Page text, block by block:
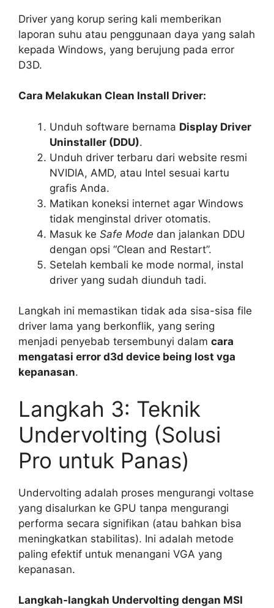
Driver yang korup sering kali memberikan
laporan suhu atau penggunaan daya yang salah
kepada Windows, yang berujung pada error
D3D.
Cara Melakukan Clean Install Driver:
Unduh software bernama Display Driver
Uninstaller (DDU).
Unduh driver terbaru dari website resmi
NVIDIA, AMD, atau Intel sesuai kartu
grafis Anda.
Matikan koneksi internet agar Windows
tidak menginstal driver otomatis.
Masuk ke Safe Mode dan jalankan DDU
dengan opsi “Clean and Restart”.
Setelah kembali ke mode normal, instal
driver yang sudah diunduh tadi.
Langkah ini memastikan tidak ada sisa-sisa file
driver lama yang berkonflik, yang sering
menjadi penyebab tersembunyi dalam cara
mengatasi error d3d device being lost vga
kepanasan.
Langkah 3: Teknik
Undervolting (Solusi
Pro untuk Panas)
Undervolting adalah proses mengurangi voltase
yang disalurkan ke GPU tanpa mengurangi
performa secara signifikan (atau bahkan bisa
meningkatkan stabilitas). Ini adalah metode
paling efektif untuk menangani VGA yang
kepanasan.
Langkah-langkah Undervolting dengan MSI